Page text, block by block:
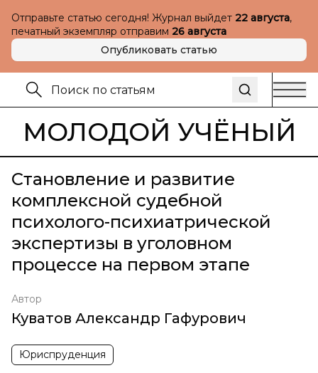
Отправьте статью сегодня! Журнал выйдет 22 августа,
печатный экземпляр отправим 26 августа
Опубликовать статью
МОЛОДОЙ УЧЁНЫЙ
Становление и развитие
комплексной судебной
психолого-психиатрической
экспертизы в уголовном
процессе на первом этапе
Автор
Куватов Александр Гафурович
Юриспруденция